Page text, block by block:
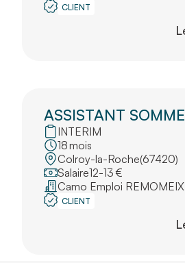
CLIENT
ASSISTANT
INTERIM
18mois
Colroy-la-Roche(67420)
Salaire12-13 €
Camo Emploi REMOMEIX
CLIENT